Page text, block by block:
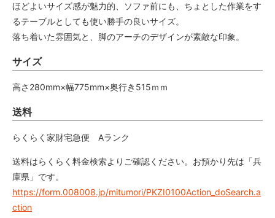
ほどよいサイズ感が魅力的、ソファ前にも、ちょとした作業をす
るテーブルとしても使い勝手の良いサイズ。
落ち着いた雰囲気と、脚のアーチのデザインが素敵な印象。
サイズ
高さ280mm×幅775mm×奥行き515ｍｍ
送料
らくらく家財宅急便 Aランク
送料はらくらく料金検索よりご確認ください。お預かり先は「兵
庫県」です。
https://form.008008.jp/mitumori/PKZI0100Action_doSearch.a
ction